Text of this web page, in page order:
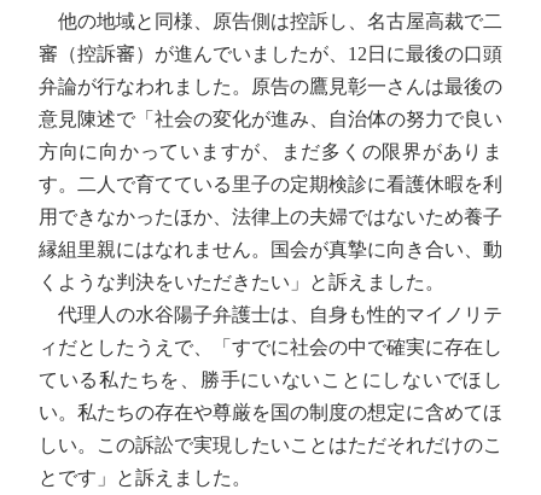
他の地域と同様、原告側は控訴し、名古屋高裁で二
審（控訴審）が進んでいましたが、12日に最後の口頭
弁論が行なわれました。原告の鷹見彰一さんは最後の
意見陳述で「社会の変化が進み、自治体の努力で良い
方向に向かっていますが、まだ多くの限界がありま
す。二人で育てている里子の定期検診に看護休暇を利
用できなかったほか、法律上の夫婦ではないため養子
縁組里親にはなれません。国会が真摯に向き合い、動
くような判決をいただきたい」と訴えました。
代理人の水谷陽子弁護士は、自身も性的マイノリテ
ィだとしたうえで、「すでに社会の中で確実に存在し
ている私たちを、勝手にいないことにしないでほし
い。私たちの存在や尊厳を国の制度の想定に含めてほ
しい。この訴訟で実現したいことはただそれだけのこ
とです」と訴えました。